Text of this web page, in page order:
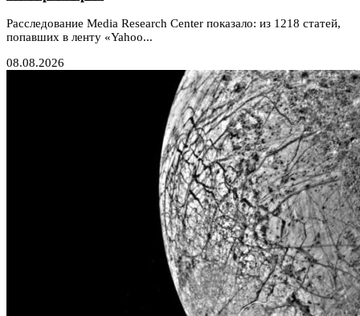
Расследование Media Research Center показало: из 1218 статей,
попавших в ленту «Yahoo...
08.08.2026